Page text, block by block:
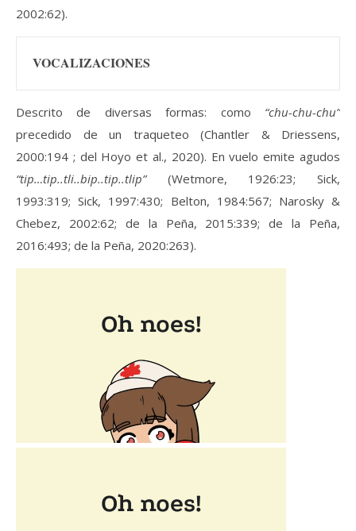
2002:62).
VOCALIZACIONES
Descrito de diversas formas: como “chu-chu-chu”
precedido de un traqueteo (Chantler & Driessens,
2000:194 ; del Hoyo et al., 2020). En vuelo emite agudos
“tip…tip..tli..bip..tip..tlip”(Wetmore, 1926:23; Sick,
1993:319; Sick, 1997:430; Belton, 1984:567; Narosky &
Chebez, 2002:62; de la Peña, 2015:339; de la Peña,
2016:493; de la Peña, 2020:263).